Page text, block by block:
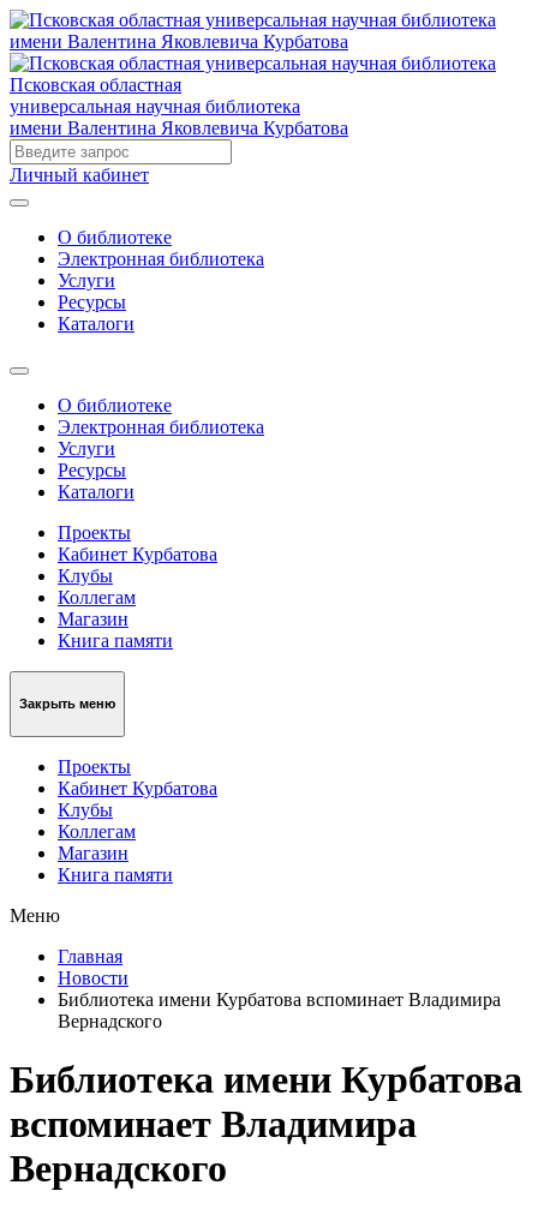
Псковская областная
универсальная научная библиотека
имени Валентина Яковлевича Курбатова
Личный кабинет
О библиотеке
Электронная библиотека
Услуги
Ресурсы
Каталоги
О библиотеке
Электронная библиотека
Услуги
Ресурсы
Каталоги
Проекты
Кабинет Курбатова
Клубы
Коллегам
Магазин
Книга памяти
Закрыть меню
Проекты
Кабинет Курбатова
Клубы
Коллегам
Магазин
Книга памяти
Меню
Главная
Новости
Библиотека имени Курбатова вспоминает Владимира
Вернадского
Библиотека имени Курбатова
вспоминает Владимира
Вернадского